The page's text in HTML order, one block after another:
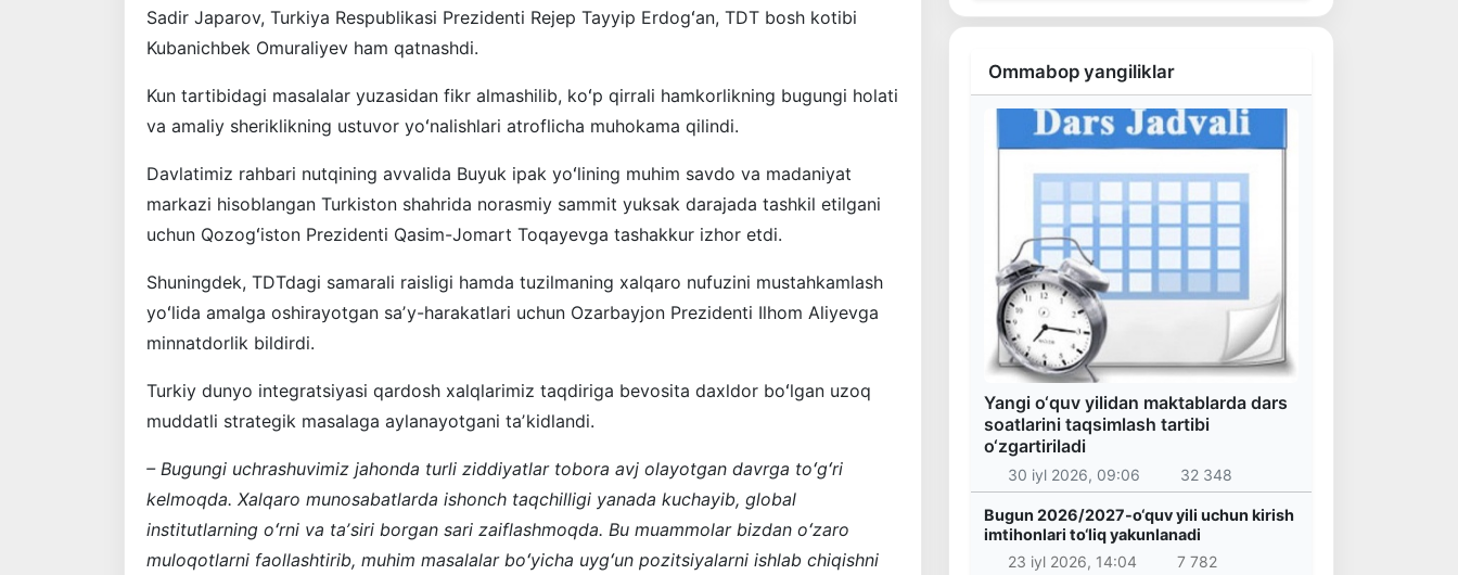
Sadir Japarov, Turkiya Respublikasi Prezidenti Rejep Tayyip Erdogʻan, TDT bosh kotibi
Kubanichbek Omuraliyev ham qatnashdi.
Kun tartibidagi masalalar yuzasidan fikr almashilib, koʻp qirrali hamkorlikning bugungi holati
va amaliy sheriklikning ustuvor yoʻnalishlari atroflicha muhokama qilindi.
Davlatimiz rahbari nutqining avvalida Buyuk ipak yoʻlining muhim savdo va madaniyat
markazi hisoblangan Turkiston shahrida norasmiy sammit yuksak darajada tashkil etilgani
uchun Qozogʻiston Prezidenti Qasim-Jomart Toqayevga tashakkur izhor etdi.
Shuningdek, TDTdagi samarali raisligi hamda tuzilmaning xalqaro nufuzini mustahkamlash
yoʻlida amalga oshirayotgan saʼy-harakatlari uchun Ozarbayjon Prezidenti Ilhom Aliyevga
minnatdorlik bildirdi.
Turkiy dunyo integratsiyasi qardosh xalqlarimiz taqdiriga bevosita daxldor boʻlgan uzoq
muddatli strategik masalaga aylanayotgani taʼkidlandi.
– Bugungi uchrashuvimiz jahonda turli ziddiyatlar tobora avj olayotgan davrga toʻgʻri
kelmoqda. Xalqaro munosabatlarda ishonch taqchilligi yanada kuchayib, global
institutlarning oʻrni va taʼsiri borgan sari zaiflashmoqda. Bu muammolar bizdan oʻzaro
muloqotlarni faollashtirib, muhim masalalar boʻyicha uygʻun pozitsiyalarni ishlab chiqishni
Ommabop yangiliklar
Yangi o‘quv yilidan maktablarda dars
soatlarini taqsimlash tartibi
o‘zgartiriladi
30 iyl 2026, 09:06 32 348
Bugun 2026/2027-o‘quv yili uchun kirish
imtihonlari to‘liq yakunlanadi
23 iyl 2026, 14:04
7 782